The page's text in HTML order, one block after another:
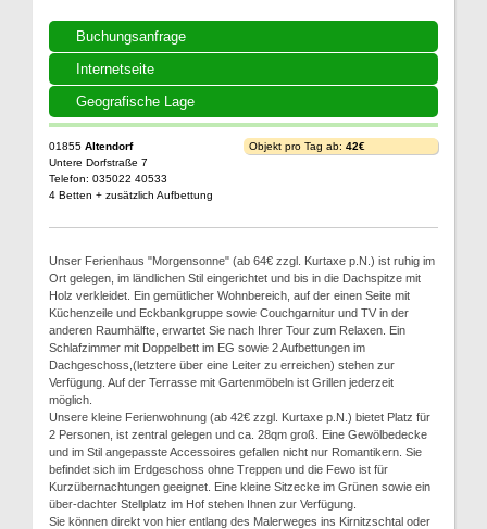
Buchungsanfrage
Internetseite
Geografische Lage
01855 Altendorf
Untere Dorfstraße 7
Telefon: 035022 40533
4 Betten + zusätzlich Aufbettung
Objekt pro Tag ab: 42€
Unser Ferienhaus "Morgensonne" (ab 64€ zzgl. Kurtaxe p.N.) ist ruhig im
Ort gelegen, im ländlichen Stil eingerichtet und bis in die Dachspitze mit
Holz verkleidet. Ein gemütlicher Wohnbereich, auf der einen Seite mit
Küchenzeile und Eckbankgruppe sowie Couchgarnitur und TV in der
anderen Raumhälfte, erwartet Sie nach Ihrer Tour zum Relaxen. Ein
Schlafzimmer mit Doppelbett im EG sowie 2 Aufbettungen im
Dachgeschoss,(letztere über eine Leiter zu erreichen) stehen zur
Verfügung. Auf der Terrasse mit Gartenmöbeln ist Grillen jederzeit
möglich.
Unsere kleine Ferienwohnung (ab 42€ zzgl. Kurtaxe p.N.) bietet Platz für
2 Personen, ist zentral gelegen und ca. 28qm groß. Eine Gewölbedecke
und im Stil angepasste Accessoires gefallen nicht nur Romantikern. Sie
befindet sich im Erdgeschoss ohne Treppen und die Fewo ist für
Kurzübernachtungen geeignet. Eine kleine Sitzecke im Grünen sowie ein
über-dachter Stellplatz im Hof stehen Ihnen zur Verfügung.
Sie können direkt von hier entlang des Malerweges ins Kirnitzschtal oder